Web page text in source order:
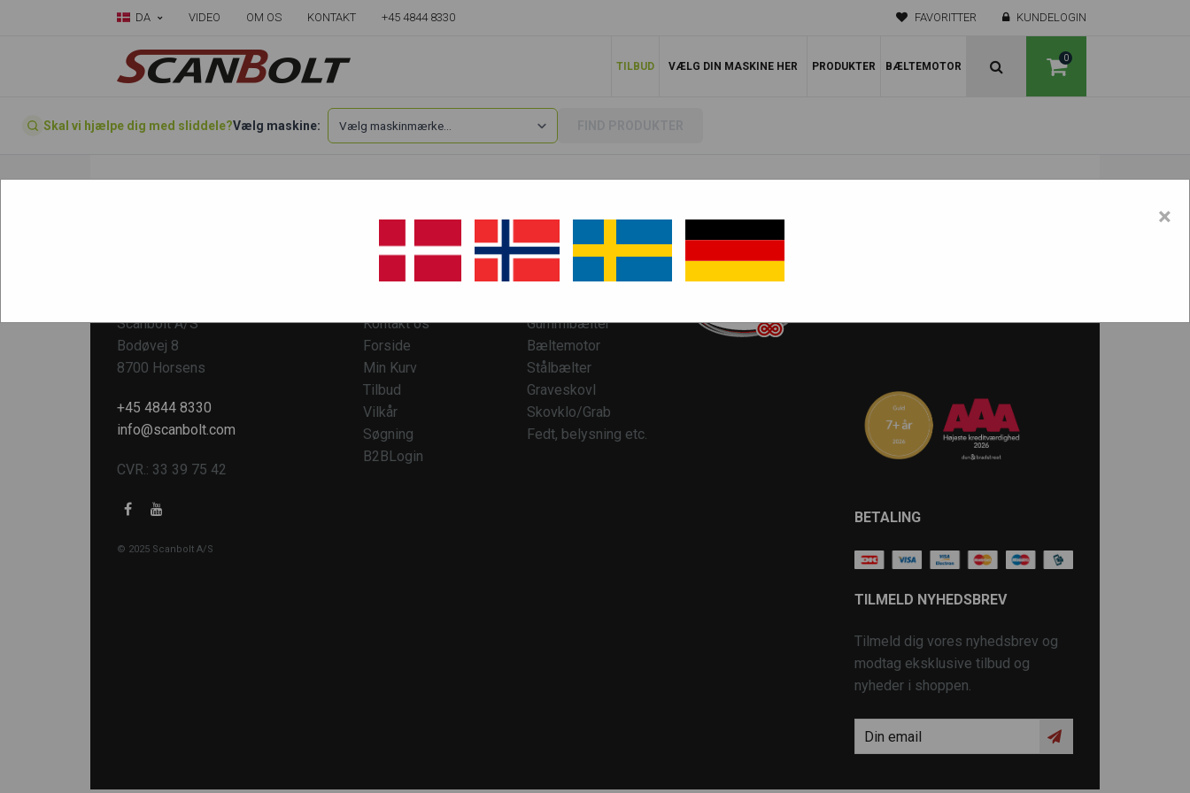
DA VIDEO OM OS KONTAKT +45 4844 8330 FAVORITTER KUNDELOGIN
0
TILBUD VÆLG DIN MASKINE HER PRODUKTER BÆLTEMOTOR
Skal vi hjælpe dig med sliddele?Vælg maskine:
Scanbolt A/S
Bodøvej 8
8700 Horsens
+45 4844 8330
info@scanbolt.com
CVR.: 33 39 75 42
© 2025 Scanbolt A/S
KUNDESERVICE
Kontakt os
Forside
Min Kurv
Tilbud
Vilkår
Søgning
B2BLogin
TOP KATEGORIER
Gummibælter
Bæltemotor
Stålbælter
Graveskovl
Skovklo/Grab
Fedt, belysning etc.
BETALING
TILMELD NYHEDSBREV
Tilmeld dig vores nyhedsbrev og
modtag eksklusive tilbud og
nyheder i shoppen.
×